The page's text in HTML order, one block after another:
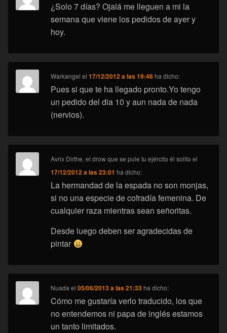
¿Solo 7 días? Ojalá me lleguen a mi la
semana que viene los pedidos de ayer y
hoy.
Warkangel el17/12/2012 a las 19:46 ha dicho:
Pues si que te ha llegado pronto.Yo tengo
un pedido del dia 10 y aun nada de nada
(nervios).
Avrix Dirthe, el drow que se pule tu ejército él solito el
17/12/2012 a las 23:01 ha dicho:
La hermandad de la espada no son monjas,
si no una especie de cofradía femenina. De
cualquier raza mientras sean señoritas.
Desde luego deben ser agradecidas de
pintar
Nuada el05/06/2013 a las 21:33 ha dicho:
Cómo me gustaría verlo traducido, los que
no entendemos ni papa de inglés estamos
un tanto limitados.